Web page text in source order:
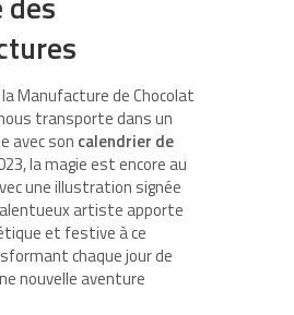
Manufacture de Chocolat
transporte dans un
avec son calendrier de
la magie est encore au
uneillustration signée
artiste apporte
et festive à ce
chaque jour de
nouvelle aventure